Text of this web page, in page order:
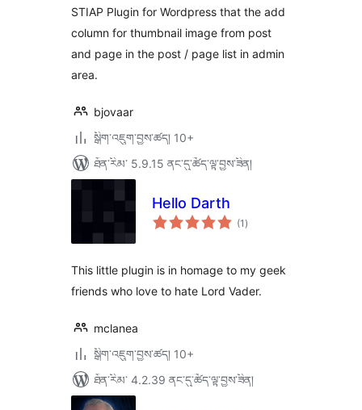
ཚང་།
STIAP Plugin for Wordpress that the add
column for thumbnail image from post
and page in the post / page list in admin
area.
bjovaar
སྒྲིག་འཇུག་བྱས་ཚད། 10+
ཐོན་རིམ་ 5.9.15 ནང་དུ་ཚོད་ལྟ་བྱས་ཟིན།
Hello Darth
(1 གདེང་
འཇོག་
)
This little plugin is in homage to my geek
friends who love to hate Lord Vader.
mclanea
སྒྲིག་འཇུག་བྱས་ཚད། 10+
ཐོན་རིམ་ 4.2.39 ནང་དུ་ཚོད་ལྟ་བྱས་ཟིན།